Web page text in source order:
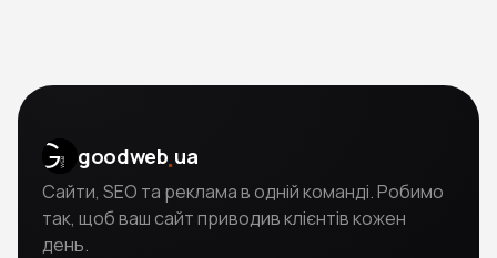
goodweb ua
Сайти, SEO та реклама в одній команді. Робимо
так, щоб ваш сайт приводив клієнтів кожен
день.